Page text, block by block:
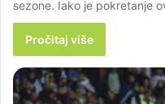
sezone. Iako je pokretanje
Pročitaj više